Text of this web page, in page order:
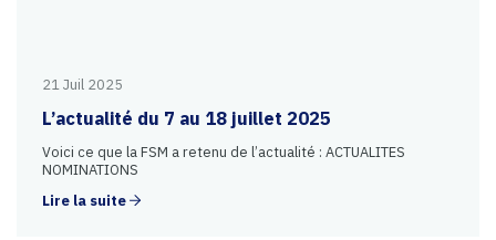
21 Juil 2025
L’actualité du 7 au 18 juillet 2025
Voici ce que la FSM a retenu de l’actualité : ACTUALITES
NOMINATIONS
Lire la suite